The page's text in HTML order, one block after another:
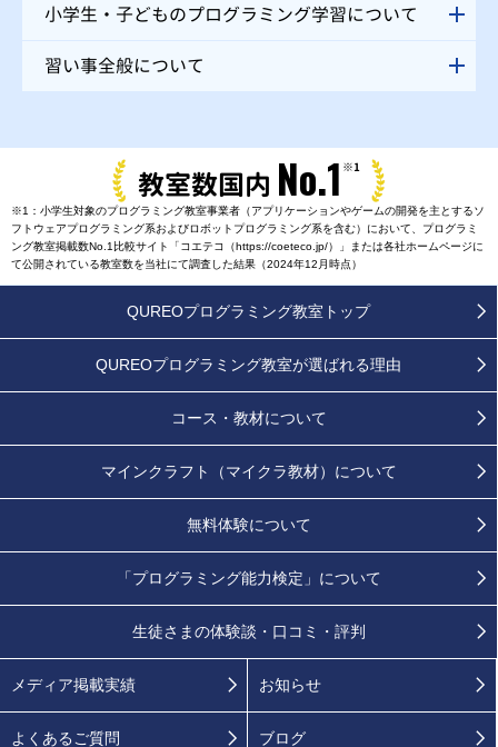
小学生・子どものプログラミング学習について
習い事全般について
教室数国内 No.1 ※1
※1：小学生対象のプログラミング教室事業者（アプリケーションやゲームの開発を主とするソ
フトウェアプログラミング系およびロボットプログラミング系を含む）において、プログラミ
ング教室掲載数No.1比較サイト「コエテコ（https://coeteco.jp/）」または各社ホームページに
て公開されている教室数を当社にて調査した結果（2024年12月時点）
QUREOプログラミング教室トップ
QUREOプログラミング教室が選ばれる理由
コース・教材について
マインクラフト（マイクラ教材）について
無料体験について
「プログラミング能力検定」 について
生徒さまの体験談・口コミ・評判
メディア掲載実績 お知らせ
よくあるご質問 ブログ